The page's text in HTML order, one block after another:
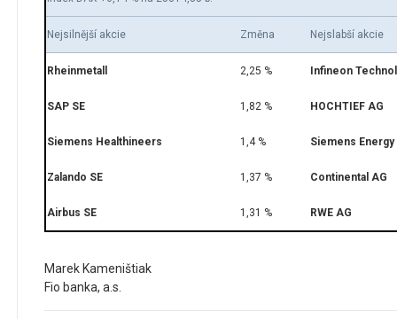
Nejsilnější akcie Změna Nejslabší akcie
Rheinmetall 2,25 % Infineon
SAP SE 1,82 % HOCHTIEF AG
Siemens Healthineers 1,4 % Siemens Energy
Zalando SE 1,37 % Continental AG
Airbus SE 1,31 % RWE AG
Marek Kameništiak
Fio banka, a.s.